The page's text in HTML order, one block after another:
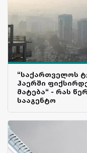
“საქართველოს
ჰაერში
მატება“ - რას
სააგენტო